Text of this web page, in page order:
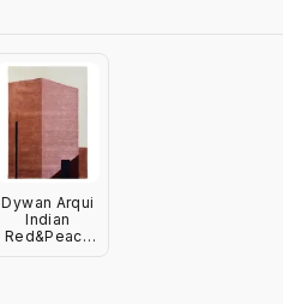
Dywan Arqui
Indian
Red&Peach